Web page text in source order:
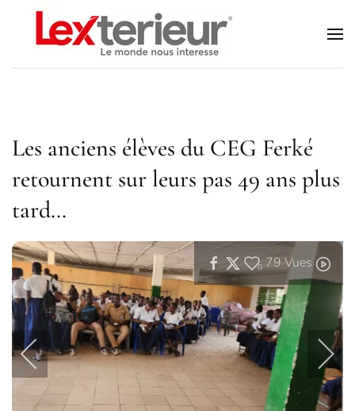
Accéder au contenu principal
Les anciens élèves du CEG Ferké
retournent sur leurs pas 49 ans plus
tard…
0 79 Vues